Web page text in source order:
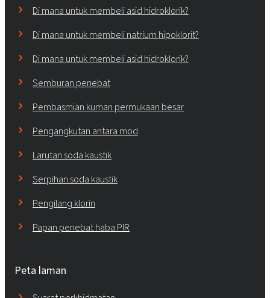
Di mana untuk membeli asid hidroklorik?
Di mana untuk membeli natrium hipoklorit?
Di mana untuk membeli asid hidroklorik?
Semburan penebat
Pembasmian kuman permukaan besar
Pengangkutan antara mod
Larutan soda kaustik
Serpihan soda kaustik
Pengilang klorin
Papan penebat haba PIR
Peta laman